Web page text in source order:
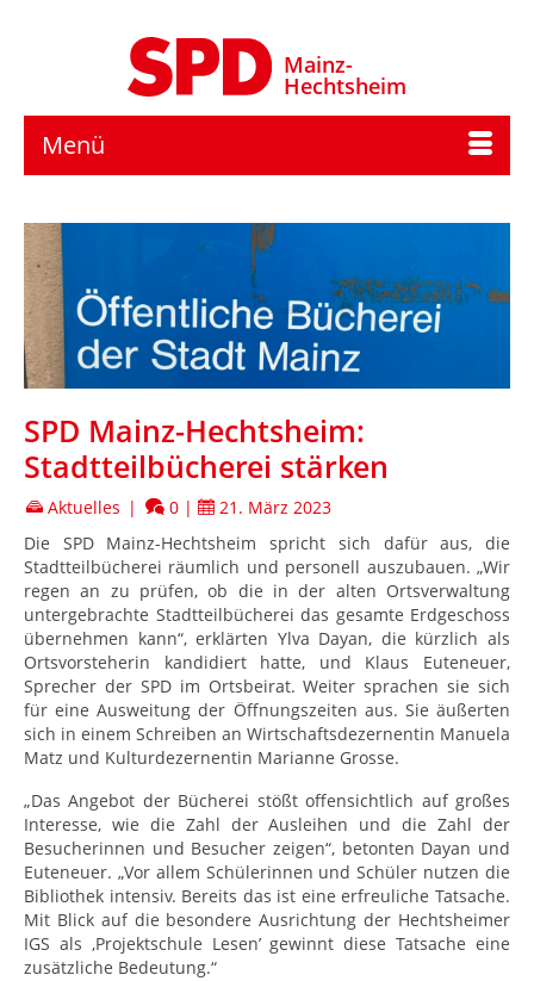
Mainz-
Hechtsheim
Menü
SPD Mainz-Hechtsheim:
Stadtteilbücherei stärken
Aktuelles | 0 |
21. März 2023
Die SPD Mainz-Hechtsheim spricht sich dafür aus, die
Stadtteilbücherei räumlich und personell auszubauen. „Wir
regen an zu prüfen, ob die in der alten Ortsverwaltung
untergebrachte Stadtteilbücherei das gesamte Erdgeschoss
übernehmen kann“, erklärten Ylva Dayan, die kürzlich als
Ortsvorsteherin kandidiert hatte, und Klaus Euteneuer,
Sprecher der SPD im Ortsbeirat. Weiter sprachen sie sich
für eine Ausweitung der Öffnungszeiten aus. Sie äußerten
sich in einem Schreiben an Wirtschaftsdezernentin Manuela
Matz und Kulturdezernentin Marianne Grosse.
„Das Angebot der Bücherei stößt offensichtlich auf großes
Interesse, wie die Zahl der Ausleihen und die Zahl der
Besucherinnen und Besucher zeigen“, betonten Dayan und
Euteneuer. „Vor allem Schülerinnen und Schüler nutzen die
Bibliothek intensiv. Bereits das ist eine erfreuliche Tatsache.
Mit Blick auf die besondere Ausrichtung der Hechtsheimer
IGS als ‚Projektschule Lesen’ gewinnt diese Tatsache eine
zusätzliche Bedeutung.“